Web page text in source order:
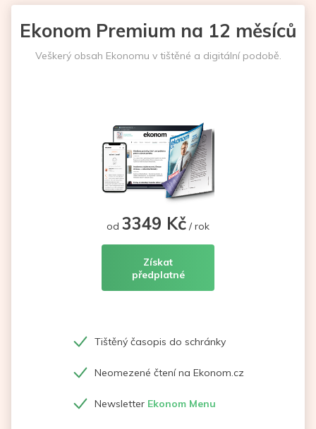
Ekonom Premium na 12 měsíců
Veškerý obsah Ekonomu v tištěné a digitální podobě.
od 3349 Kč / rok
Získat
předplatné
Tištěný časopis do schránky
Neomezené čtení na Ekonom.cz
Newsletter Ekonom Menu